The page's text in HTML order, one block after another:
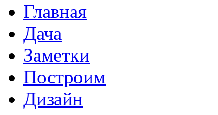
Главная
Дача
Заметки
Построим
Дизайн